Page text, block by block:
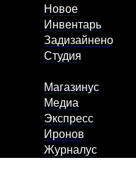
Новое
Инвентарь
Задизайнено
Студия
Магазинус
Медиа
Экспресс
Иронов
Журналус